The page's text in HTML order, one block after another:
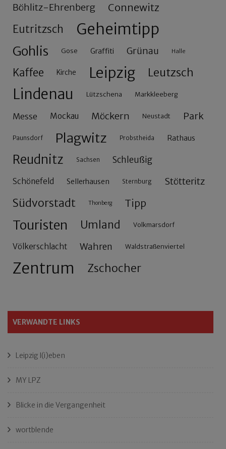
Böhlitz-Ehrenberg Connewitz
Eutritzsch Geheimtipp
Gohlis Gose Graffiti Grünau Halle
Kaffee Kirche Leipzig Leutzsch
Lindenau Lützschena Markkleeberg
Messe Mockau Möckern Neustadt Park
Paunsdorf Plagwitz Probstheida Rathaus
Reudnitz Sachsen Schleußig
Schönefeld Sellerhausen Sternburg Stötteritz
Südvorstadt Thonberg Tipp
Touristen Umland Volkmarsdorf
Völkerschlacht Wahren Waldstraßenviertel
Zentrum Zschocher
VERWANDTE LINKS
Leipzig l(i)eben
MY LPZ
Blicke in die Vergangenheit
wortblende